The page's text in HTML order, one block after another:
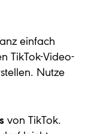
einfach
TikTok-Video-
Nutze
von TikTok.